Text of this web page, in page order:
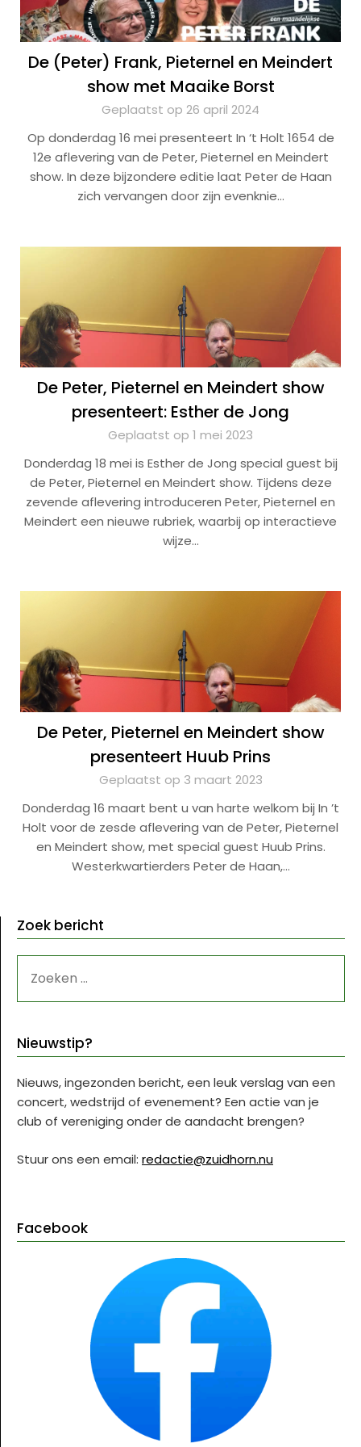
De (Peter) Frank, Pieternel en Meindert
show met Maaike Borst
Geplaatst op 26 april 2024
Op donderdag 16 mei presenteert In ‘t Holt 1654 de
12e aflevering van de Peter, Pieternel en Meindert
show. In deze bijzondere editie laat Peter de Haan
zich vervangen door zijn evenknie…
De Peter, Pieternel en Meindert show
presenteert: Esther de Jong
Geplaatst op 1 mei 2023
Donderdag 18 mei is Esther de Jong special guest bij
de Peter, Pieternel en Meindert show. Tijdens deze
zevende aflevering introduceren Peter, Pieternel en
Meindert een nieuwe rubriek, waarbij op interactieve
wijze…
De Peter, Pieternel en Meindert show
presenteert Huub Prins
Geplaatst op 3 maart 2023
Donderdag 16 maart bent u van harte welkom bij In ’t
Holt voor de zesde aflevering van de Peter, Pieternel
en Meindert show, met special guest Huub Prins.
Westerkwartierders Peter de Haan,…
Zoek bericht
NAAR:
Nieuwstip?
Nieuws, ingezonden bericht, een leuk verslag van een
concert, wedstrijd of evenement? Een actie van je
club of vereniging onder de aandacht brengen?
Stuur ons een email: redactie@zuidhorn.nu
Facebook